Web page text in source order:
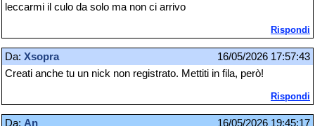
leccarmi il culo da solo ma non ci arrivo
Rispondi
Da: Xsopra
16/05/2026 17:57:43
Creati anche tu un nick non registrato. Mettiti in fila, però!
Rispondi
Da: An
16/05/2026 19:45:17